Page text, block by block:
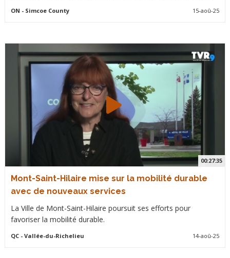
ON - Simcoe County 15-aoû-25
00:27:35
Mont-Saint-Hilaire mise sur la mobilité durable
avec de nouveaux services
La Ville de Mont-Saint-Hilaire poursuit ses efforts pour
favoriser la mobilité durable.
QC- Vallée-du-Richelieu 14-aoû-25